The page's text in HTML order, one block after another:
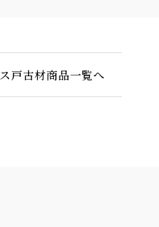
戸古材商品一覧へ